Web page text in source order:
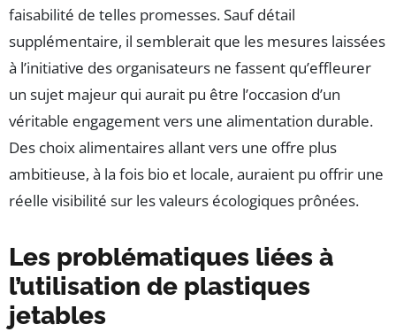
faisabilité de telles promesses. Sauf détail
supplémentaire, il semblerait que les mesures laissées
à l’initiative des organisateurs ne fassent qu’effleurer
un sujet majeur qui aurait pu être l’occasion d’un
véritable engagement vers une alimentation durable.
Des choix alimentaires allant vers une offre plus
ambitieuse, à la fois bio et locale, auraient pu offrir une
réelle visibilité sur les valeurs écologiques prônées.
Les problématiques liées à
l’utilisation de plastiques
jetables